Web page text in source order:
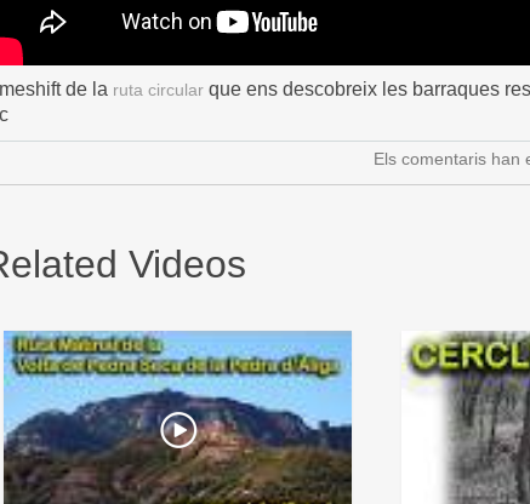
de la ruta circular que ens descobreix les barraques
Els comentaris han
Videos